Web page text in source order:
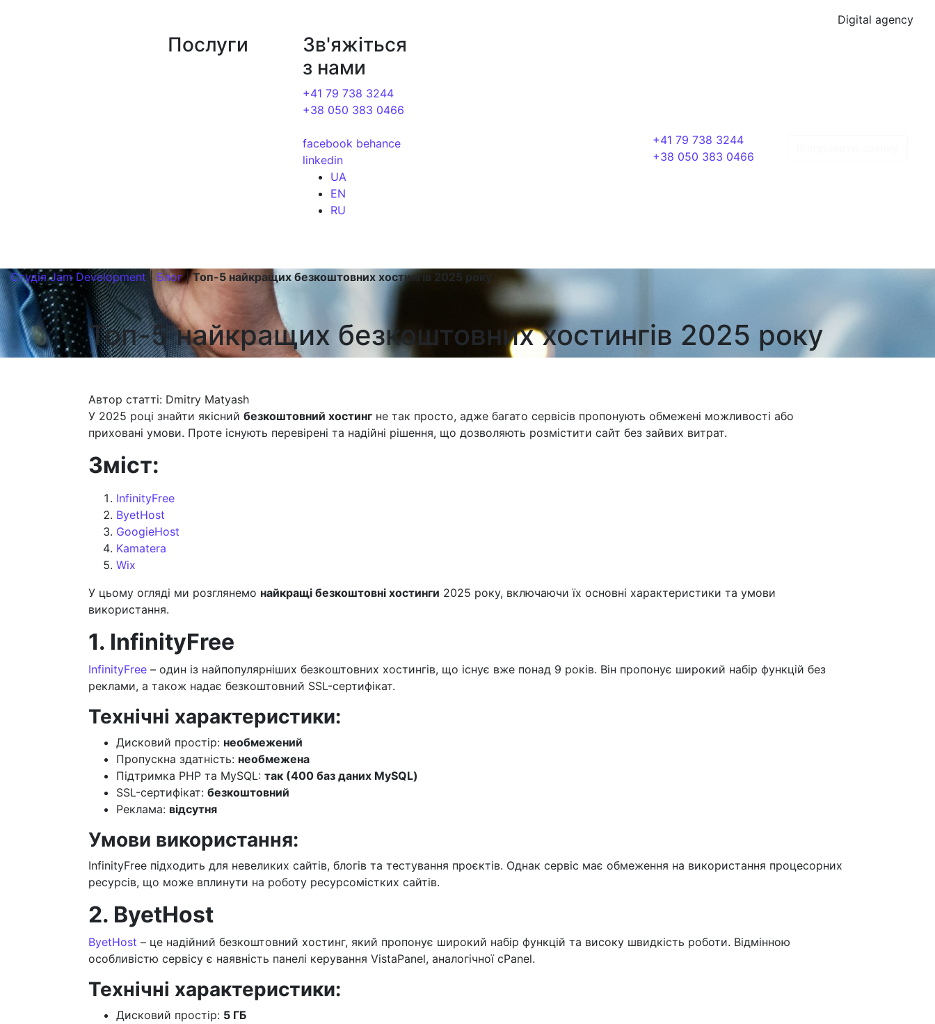
Digital agency
Послуги
Зв'яжіться
з нами
+41 79 738 3244
+38 050 383 0466
facebook behance
linkedin
UA
EN
RU
+41 79 738 3244
+38 050 383 0466
Студія Jam Development | Блог|Топ-5 найкращих безкоштовних хостингів 2025 року
Топ-5 найкращих безкоштовних хостингів 2025 року
Автор статті: Dmitry Matyash
У 2025 році знайти якісний безкоштовний хостинг не так просто, адже багато сервісів пропонують обмежені можливості або
приховані умови. Проте існують перевірені та надійні рішення, що дозволяють розмістити сайт без зайвих витрат.
Зміст:
InfinityFree
ByetHost
GoogieHost
Kamatera
Wix
У цьому огляді ми розглянемо найкращі безкоштовні хостинги 2025 року, включаючи їх основні характеристики та умови
використання.
1. InfinityFree
InfinityFree – один із найпопулярніших безкоштовних хостингів, що існує вже понад 9 років. Він пропонує широкий набір функцій без
реклами, а також надає безкоштовний SSL-сертифікат.
Технічні характеристики:
Дисковий простір: необмежений
Пропускна здатність: необмежена
Підтримка PHP та MySQL: так (400 баз даних MySQL)
SSL-сертифікат: безкоштовний
Реклама: відсутня
Умови використання:
InfinityFree підходить для невеликих сайтів, блогів та тестування проєктів. Однак сервіс має обмеження на використання процесорних
ресурсів, що може вплинути на роботу ресурсомістких сайтів.
2. ByetHost
ByetHost – це надійний безкоштовний хостинг, який пропонує широкий набір функцій та високу швидкість роботи. Відмінною
особливістю сервісу є наявність панелі керування VistaPanel, аналогічної cPanel.
Технічні характеристики:
Дисковий простір: 5 ГБ